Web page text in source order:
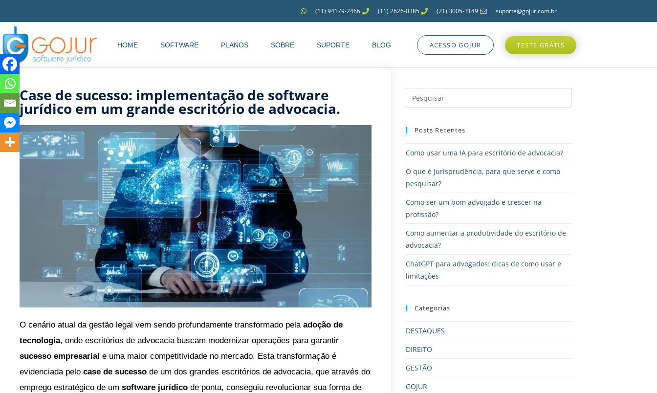
(11) 94179-2466 (11) 2626-0385 (21) 3005-3149 suporte@gojur.com.br
HOME SOFTWARE PLANOS SOBRE SUPORTE BLOG ACESSO GOJUR TESTE GRÁTIS
Case de sucesso: implementação de software
jurídico em um grande escritório de advocacia.
O cenário atual da gestão legal vem sendo profundamente transformado pela adoção de
tecnologia, onde escritórios de advocacia buscam modernizar operações para garantir
sucesso empresarial e uma maior competitividade no mercado. Esta transformação é
evidenciada pelo case de sucesso de um dos grandes escritórios de advocacia, que através do
emprego estratégico de um software jurídico de ponta, conseguiu revolucionar sua forma de
Posts Recentes
Como usar uma IA para escritório de advocacia?
O que é jurisprudência, para que serve e como
pesquisar?
Como ser um bom advogado e crescer na
profissão?
Como aumentar a produtividade do escritório de
advocacia?
ChatGPT para advogados: dicas de como usar e
limitações
Categorias
DESTAQUES
DIREITO
GESTÃO
GOJUR